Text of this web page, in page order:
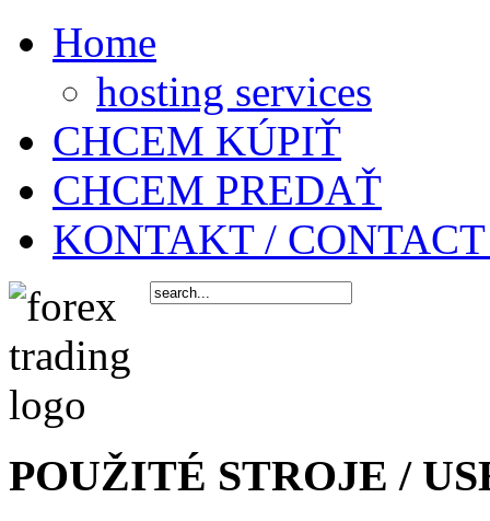
Home
hosting services
CHCEM KÚPIŤ
CHCEM PREDAŤ
KONTAKT /
POUŽITÉ STROJE /